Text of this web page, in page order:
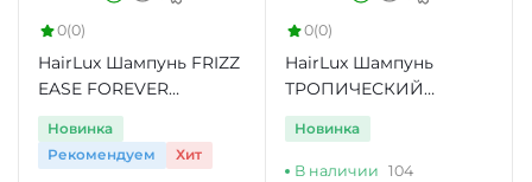
0(0)
HairLux Шампунь FRIZZ
EASE FOREVER
SMOOTH
Новинка
Рекомендуем
Хит
0(0)
HairLux Шампунь
ТРОПИЧЕСКИЙ
MANGO
Новинка
В наличии 104